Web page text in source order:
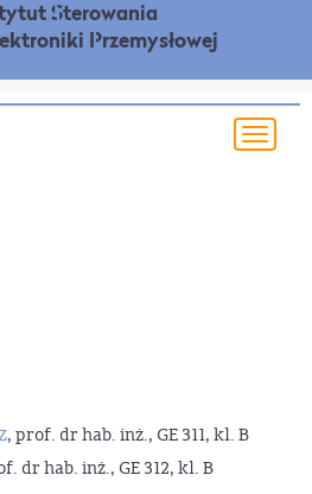
Sterowania
Przemysłowej
, prof. dr hab. inż., GE 311, kl. B
dr hab. inż., GE 312, kl. B